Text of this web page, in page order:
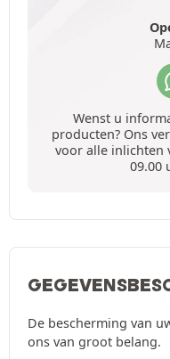
Wenst u
producten? Ons
voor alle inlichten
09.00
De bescherming van
ons van groot belang.